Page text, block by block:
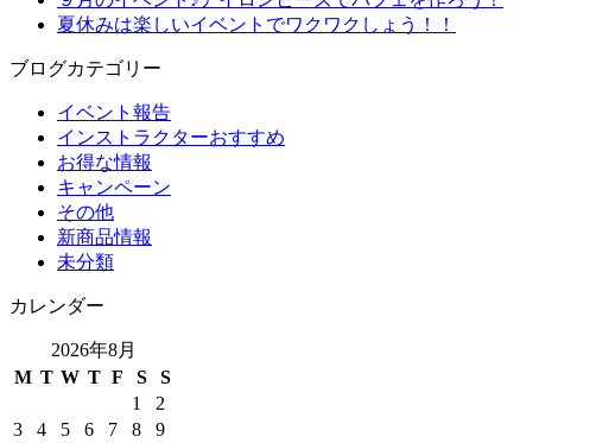
夏休みは楽しいイベントでワクワクしょう！！
ブログカテゴリー
イベント報告
インストラクターおすすめ
お得な情報
キャンペーン
その他
新商品情報
未分類
カレンダー
2026年8月
M T W T F S
S
1
2
3
4 5 6 7 8
9